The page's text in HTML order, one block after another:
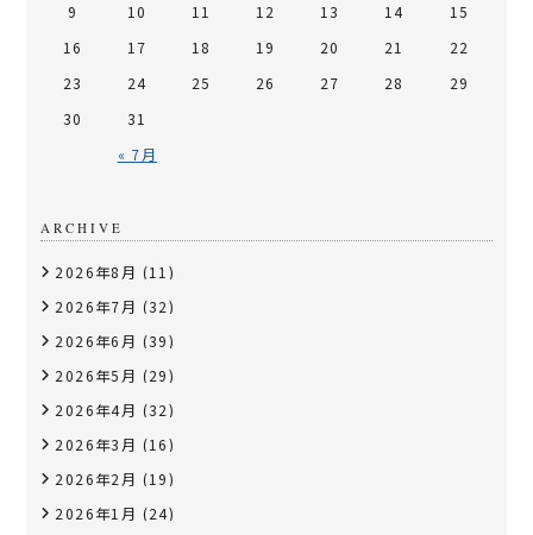
« 7月
9
10 11 12 13 14
15
16
17 18 19 20 21
22
23
24 25 26 27 28
29
30
31
ARCHIVE
2026年8月 (11)
2026年7月 (32)
2026年6月 (39)
2026年5月 (29)
2026年4月 (32)
2026年3月 (16)
2026年2月 (19)
2026年1月 (24)